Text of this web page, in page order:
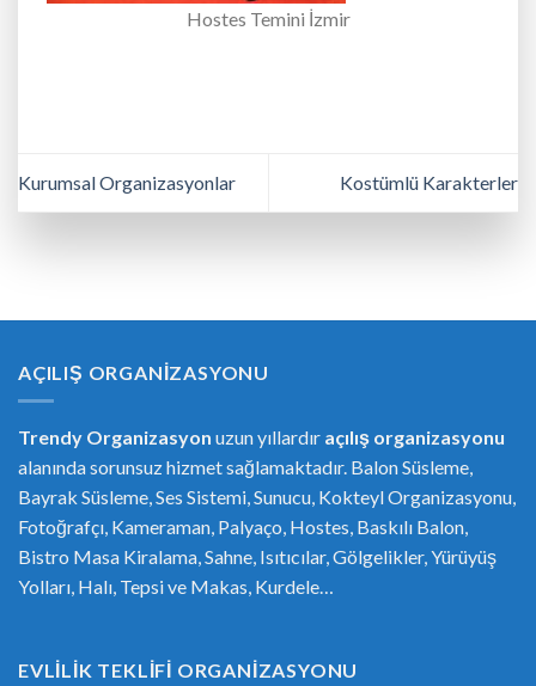
Hostes Temini İzmir
Kurumsal Organizasyonlar Kostümlü Karakterler
AÇILIŞ ORGANIZASYONU
Trendy Organizasyon uzun yıllardır açılış organizasyonu
alanında sorunsuz hizmet sağlamaktadır. Balon Süsleme,
Bayrak Süsleme, Ses Sistemi, Sunucu, Kokteyl Organizasyonu,
Fotoğrafçı, Kameraman, Palyaço, Hostes, Baskılı Balon,
Bistro Masa Kiralama, Sahne, Isıtıcılar, Gölgelikler, Yürüyüş
Yolları, Halı, Tepsi ve Makas, Kurdele…
EVLILIK TEKLIFI ORGANIZASYONU